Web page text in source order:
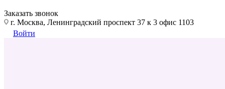
Заказать звонок
г. Москва, Ленинградский проспект 37 к 3 офис 1103
Войти